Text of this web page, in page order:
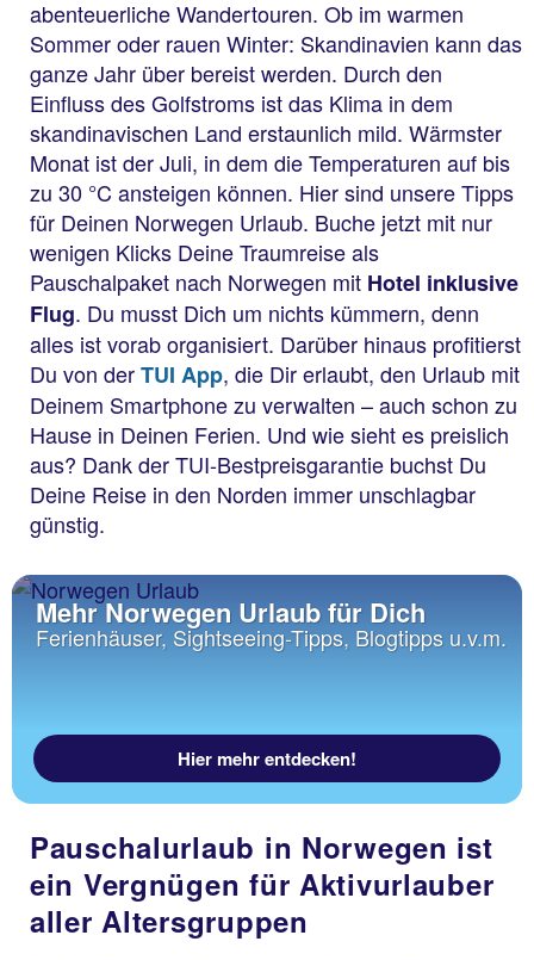
abenteuerliche Wandertouren. Ob im warmen
Sommer oder rauen Winter: Skandinavien kann das
ganze Jahr über bereist werden. Durch den
Einfluss des Golfstroms ist das Klima in dem
skandinavischen Land erstaunlich mild. Wärmster
Monat ist der Juli, in dem die Temperaturen auf bis
zu 30 °C ansteigen können. Hier sind unsere Tipps
für Deinen Norwegen Urlaub. Buche jetzt mit nur
wenigen Klicks Deine Traumreise als
Pauschalpaket nach Norwegen mit Hotel inklusive
Flug. Du musst Dich um nichts kümmern, denn
alles ist vorab organisiert. Darüber hinaus profitierst
Du von derTUI App, die Dir erlaubt, den Urlaub mit
Deinem Smartphone zu verwalten – auch schon zu
Hause in Deinen Ferien. Und wie sieht es preislich
aus? Dank der TUI-Bestpreisgarantie buchst Du
Deine Reise in den Norden immer unschlagbar
günstig.
Mehr Norwegen Urlaub für Dich
Ferienhäuser, Sightseeing-Tipps, Blogtipps u.v.m.
Hier mehr entdecken!
Pauschalurlaub in Norwegen ist
ein Vergnügen für Aktivurlauber
aller Altersgruppen